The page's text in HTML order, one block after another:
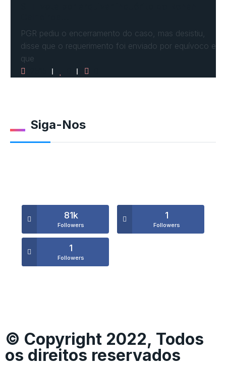
PGR pediu o encerramento do caso, mas desistiu,
disse que o requerimento foi enviado por equívoco e
que
Siga-Nos
81k
Followers
1
Followers
1
Followers
© Copyright 2022, Todos
os direitos reservados